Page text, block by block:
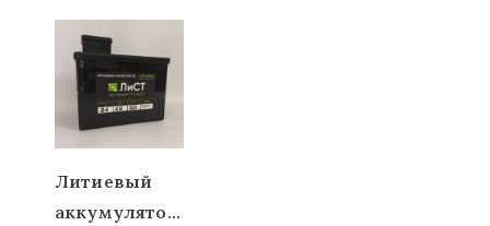
Литиевый
аккумулятор